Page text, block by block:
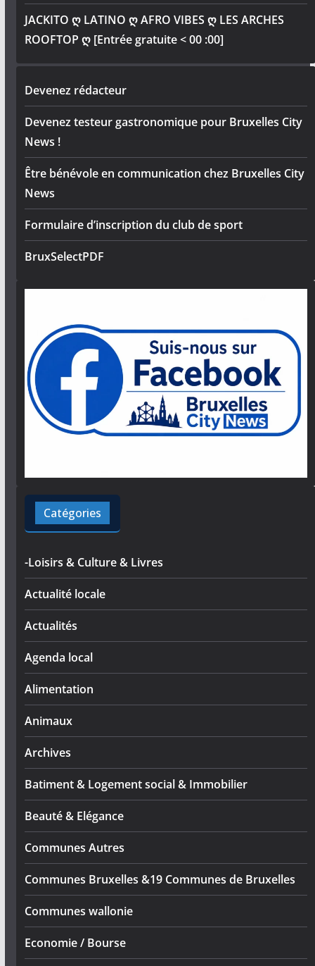
JACKITO ღ LATINO ღ AFRO VIBES ღ LES ARCHES
ROOFTOP ღ [Entrée gratuite < 00 :00]
Devenez rédacteur
Devenez testeur gastronomique pour Bruxelles City
News !
Être bénévole en communication chez Bruxelles City
News
Formulaire d’inscription du club de sport
BruxSelectPDF
Catégories
-Loisirs & Culture & Livres
Actualité locale
Actualités
Agenda local
Alimentation
Animaux
Archives
Batiment & Logement social & Immobilier
Beauté & Elégance
Communes Autres
Communes Bruxelles &19 Communes de Bruxelles
Communes wallonie
Economie / Bourse